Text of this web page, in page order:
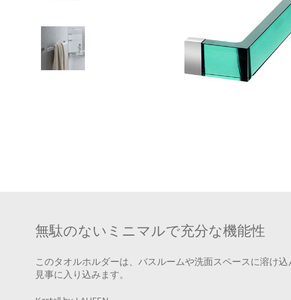
無駄のないミニマルで充分な機能性
このタオルホルダーは、バスルームや洗面スペースに溶け
見事に入り込みます。